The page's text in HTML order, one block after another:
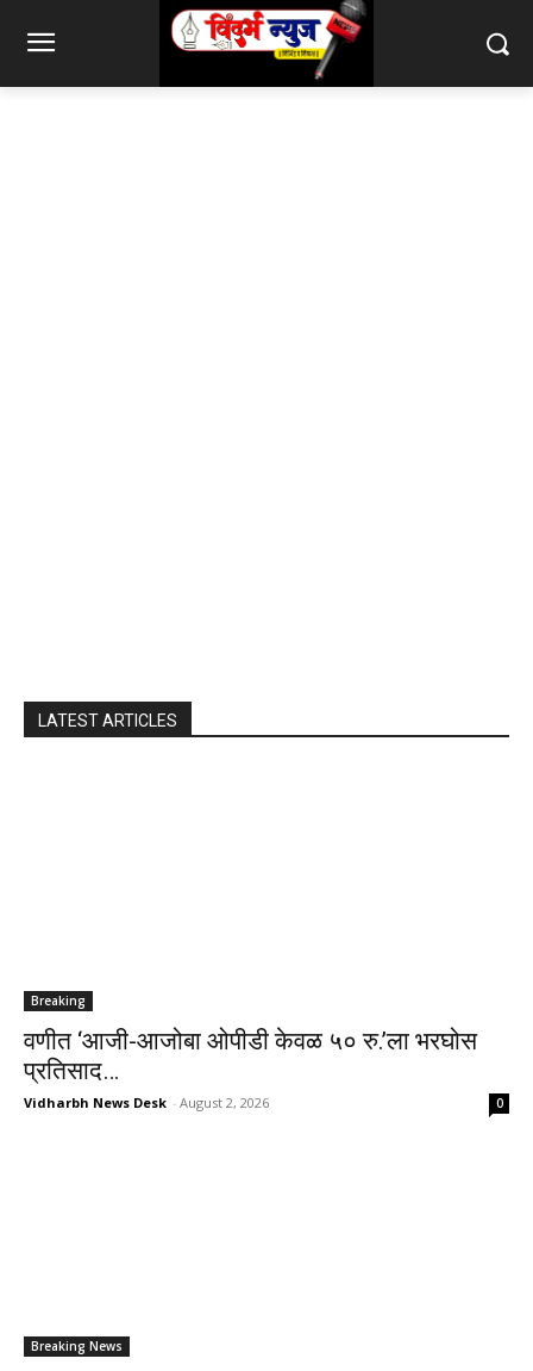
LATEST ARTICLES
Breaking
वणीत ‘आजी-आजोबा ओपीडी केवळ ५० रु.’ला भरघोस
प्रतिसाद…
Vidharbh News Desk - August 2, 2026 0
Breaking News